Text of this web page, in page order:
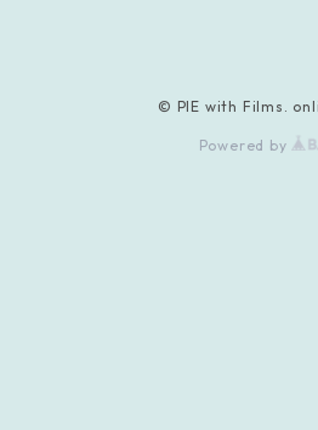
© PIE with Films.
Powered by